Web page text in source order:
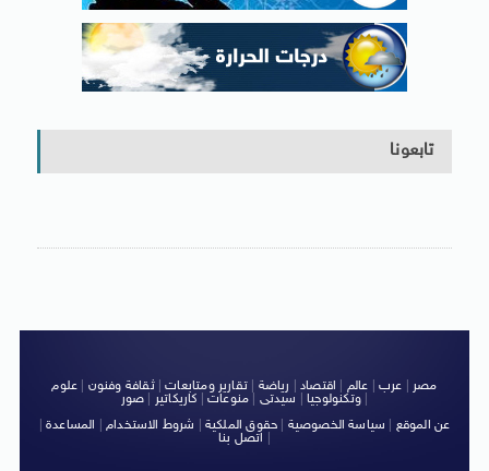
تابعونا
مصر عرب عالم اقتصاد رياضة |تقارير ومتابعات|ثقافة وفنون
علوم
وتكنولوجيا| سيدتى منوعات كاريكاتير صور
|
عن الموقع
سياسة الخصوصية حقوق الملكية شروط الاستخدام| المساعدة|
اتصل بنا